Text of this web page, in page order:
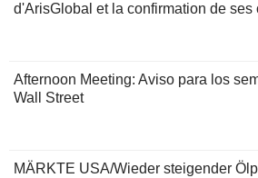
d'ArisGlobal et la confirmation de ses
Afternoon Meeting: Aviso para los
Wall Street
MÄRKTE USA/Wieder steigender